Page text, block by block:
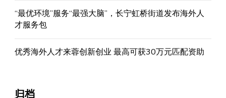
“最优环境”服务“最强大脑”，长宁虹桥街道发布海外人
才服务包
优秀海外人才来蓉创新创业 最高可获30万元匹配资助
归档